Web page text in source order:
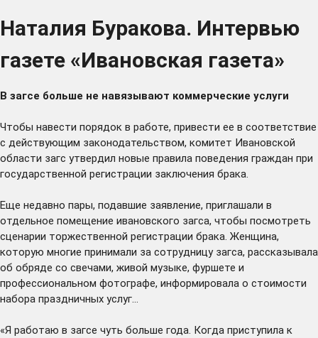
Наталия Буракова. Интервью
газете «Ивановская газета»
В загсе больше не навязывают коммерческие услуги
Чтобы навести порядок в работе, привести ее в соответствие
с действующим законодательством, комитет Ивановской
области загс утвердил новые правила поведения граждан при
государственной регистрации заключения брака.
Еще недавно пары, подавшие заявление, приглашали в
отдельное помещение ивановского загса, чтобы посмотреть
сценарии торжественной регистрации брака. Женщина,
которую многие принимали за сотрудницу загса, рассказывала
об обряде со свечами, живой музыке, фуршете и
профессиональном фотографе, информировала о стоимости
набора праздничных услуг…
«Я работаю в загсе чуть больше года. Когда приступила к